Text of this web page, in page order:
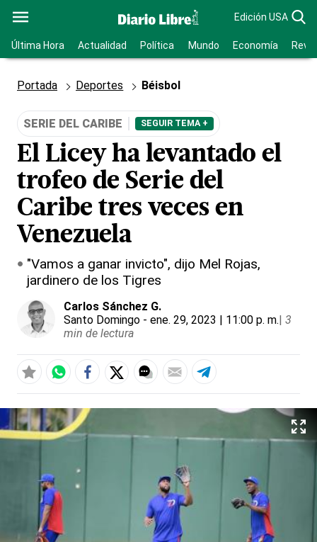
Edición USA
Última Hora Actualidad Política Mundo Economía
Portada Deportes Béisbol
SERIE DEL CARIBE SEGUIR TEMA +
El Licey ha levantado el
trofeo de Serie del
Caribe tres veces en
Venezuela
"Vamos a ganar invicto", dijo Mel Rojas,
jardinero de los Tigres
Carlos Sánchez G.
Santo Domingo - ene. 29, 2023 | 11:00 p. m.| 3
min de lectura